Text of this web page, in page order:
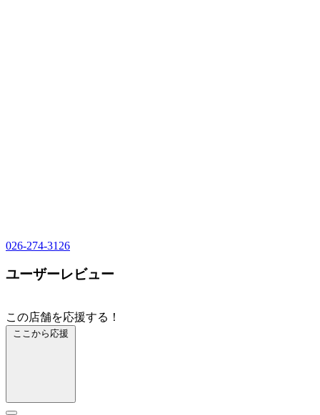
026-274-3126
ユーザーレビュー
この店舗を応援する！
ここから応援